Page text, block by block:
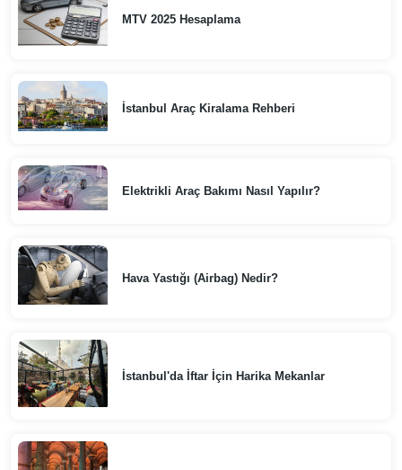
MTV 2025 Hesaplama
İstanbul Araç Kiralama Rehberi
Elektrikli Araç Bakımı Nasıl Yapılır?
Hava Yastığı (Airbag) Nedir?
İstanbul'da İftar İçin Harika Mekanlar